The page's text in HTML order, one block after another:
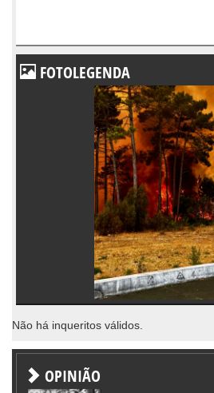
FOTOLEGENDA
Não há inqueritos válidos.
OPINIÃO